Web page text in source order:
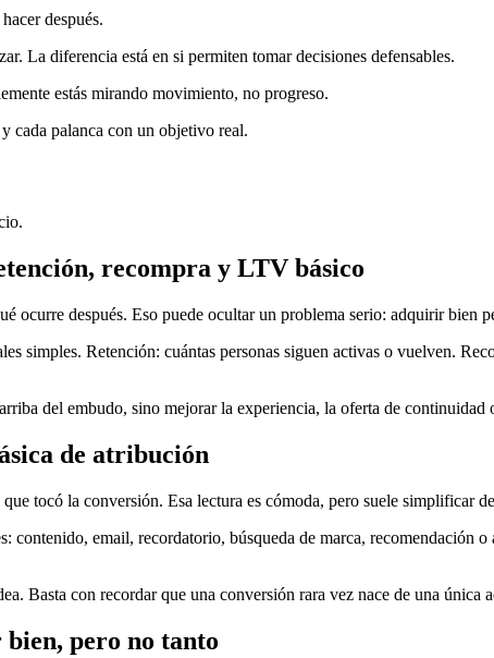
después.
La diferencia está en si permiten tomar decisiones defensables.
estás mirando movimiento, no progreso.
cada palanca con un objetivo real.
recompra y LTV básico
ocurre después. Eso puede ocultar un problema serio: adquirir bien
simples. Retención: cuántas personas siguen activas o vuelven.
del embudo, sino mejorar la experiencia, la oferta de continuidad
de atribución
tocó la conversión. Esa lectura es cómoda, pero suele simplificar
contenido, email, recordatorio, búsqueda de marca, recomendación
Basta con recordar que una conversión rara vez nace de una única
bien, pero no tanto